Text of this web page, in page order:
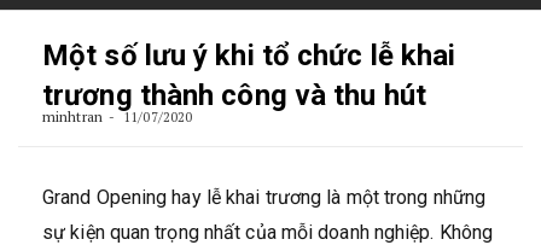
Một số lưu ý khi tổ chức lễ khai
trương thành công và thu hút
minhtran 11/07/2020
Grand Opening hay lễ khai trương là một trong những
sự kiện quan trọng nhất của mỗi doanh nghiệp. Không